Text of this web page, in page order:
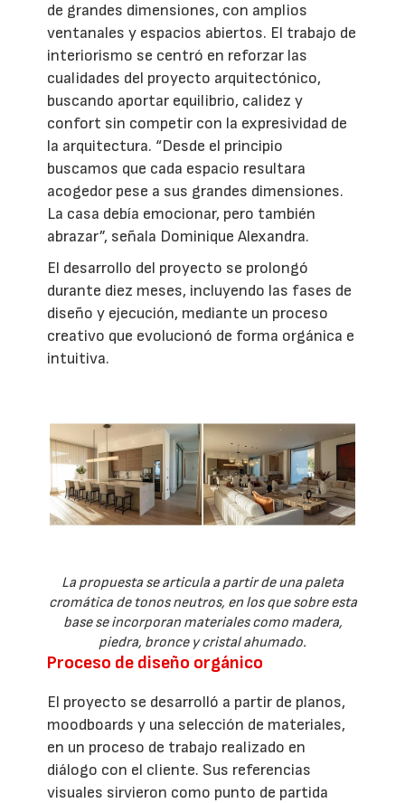
de grandes dimensiones, con amplios
ventanales y espacios abiertos. El trabajo de
interiorismo se centró en reforzar las
cualidades del proyecto arquitectónico,
buscando aportar equilibrio, calidez y
confort sin competir con la expresividad de
la arquitectura. “Desde el principio
buscamos que cada espacio resultara
acogedor pese a sus grandes dimensiones.
La casa debía emocionar, pero también
abrazar”, señala Dominique Alexandra.
El desarrollo del proyecto se prolongó
durante diez meses, incluyendo las fases de
diseño y ejecución, mediante un proceso
creativo que evolucionó de forma orgánica e
intuitiva.
La propuesta se articula a partir de una paleta
cromática de tonos neutros, en los que sobre esta
base se incorporan materiales como madera,
piedra, bronce y cristal ahumado.
Proceso de diseño orgánico
El proyecto se desarrolló a partir de planos,
moodboards y una selección de materiales,
en un proceso de trabajo realizado en
diálogo con el cliente. Sus referencias
visuales sirvieron como punto de partida